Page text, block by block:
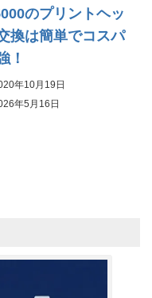
のプリントヘッ
換は簡単でコスパ
！
年10月19日
年5月16日